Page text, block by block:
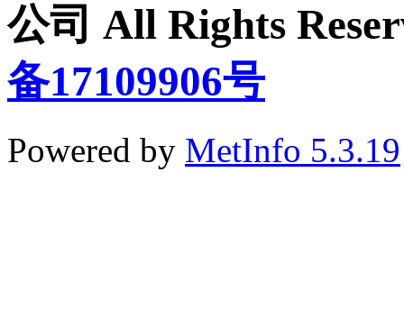
公司 All Rights
备17109906号
Powered by MetInfo 5.3.19